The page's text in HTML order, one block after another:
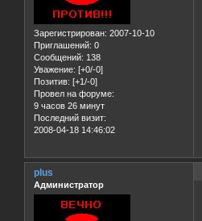
Зарегистрирован: 2007-10-10
Приглашений: 0
Сообщений: 138
Уважение: [+0/-0]
Позитив: [+1/-0]
Провел на форуме:
9 часов 26 минут
Последний визит:
2008-04-18 14:46:02
plus
Администратор